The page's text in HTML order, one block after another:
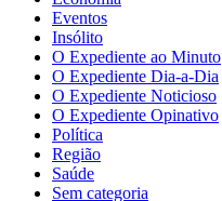
Eventos
Insólito
O Expediente ao Minuto
O Expediente Dia-a-Dia
O Expediente Noticioso
O Expediente Opinativo
Política
Região
Saúde
Sem categoria